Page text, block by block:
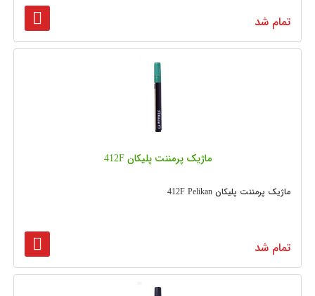
تمام شد
ماژیک پرمننت پلیکان 412F
ماژیک پرمننت پلیکان 412F Pelikan
تمام شد